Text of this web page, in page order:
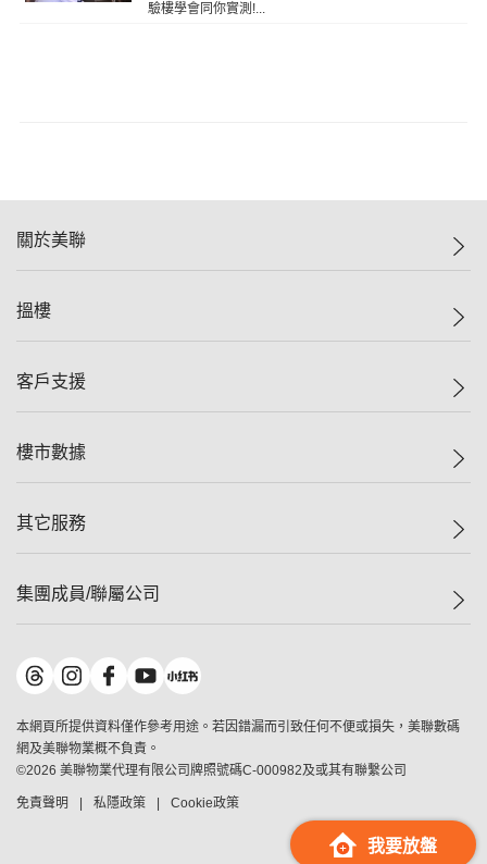
驗樓學會同你實測!...
我要放盤
關於美聯
美聯集團
人才招募
搵樓
一手新盤
減價
美聯豪宅
獨家樓盤
租盤
客戶支援
自助放盤
查詢熱線
按揭計算機
負擔能力計算機
轉按計算機
繳款方式
樓市數據
樓價指數
歷史成交
屋苑成交排行榜
地區百科
其它服務
屋苑專頁
美聯精英會
美善會
地產代理管理協會
申報已遞交的購樓意向登記
集團成員/聯屬公司
美聯物業
鋑聯控股*
美聯工商舖*
美聯中國
美聯澳門
美聯金融集團
本網頁所提供資料僅作參考用途。若因錯漏而引致任何不便或損失，美聯數碼
網及美聯物業概不負責。
©2026 美聯物業代理有限公司牌照號碼C-000982及或其有聯繫公司
免責聲明 私隱政策 Cookie政策